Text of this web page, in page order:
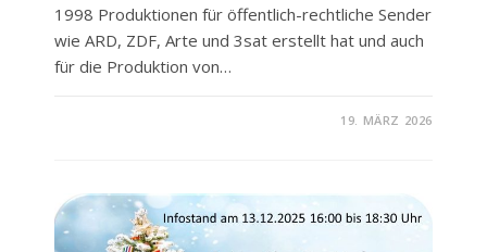
1998 Produktionen für öffentlich-rechtliche Sender
wie ARD, ZDF, Arte und 3sat erstellt hat und auch
für die Produktion von…
STIMMEN
19. MÄRZ 2026